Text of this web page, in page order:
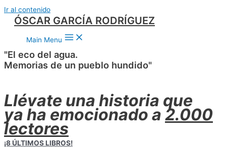
Ir al contenido
ÓSCAR GARCÍA RODRÍGUEZ
Main Menu
"El eco del agua.
Memorias de un pueblo hundido"
Llévate una historia que
ya ha emocionado a 2.000
lectores
¡8 ÚLTIMOS LIBROS!